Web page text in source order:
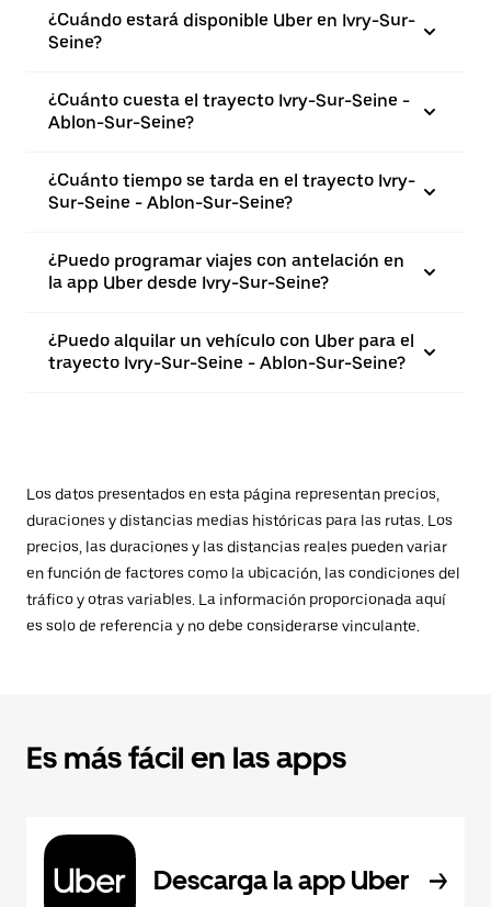
¿Cuándo estará disponible Uber en Ivry-Sur-
Seine?
¿Cuánto cuesta el trayecto Ivry-Sur-Seine -
Ablon-Sur-Seine?
¿Cuánto tiempo se tarda en el trayecto Ivry-
Sur-Seine - Ablon-Sur-Seine?
¿Puedo programar viajes con antelación en
la app Uber desde Ivry-Sur-Seine?
¿Puedo alquilar un vehículo con Uber para el
trayecto Ivry-Sur-Seine - Ablon-Sur-Seine?
Los datos presentados en esta página representan precios,
duraciones y distancias medias históricas para las rutas. Los
precios, las duraciones y las distancias reales pueden variar
en función de factores como la ubicación, las condiciones del
tráfico y otras variables. La información proporcionada aquí
es solo de referencia y no debe considerarse vinculante.
Es más fácil en las apps
Descarga la app Uber